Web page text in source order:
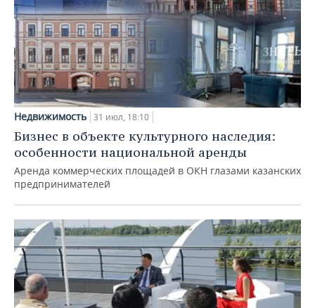
Недвижимость 31 июл, 18:10
Бизнес в объекте культурного наследия:
особенности национальной аренды
Аренда коммерческих площадей в ОКН глазами казанских
предпринимателей